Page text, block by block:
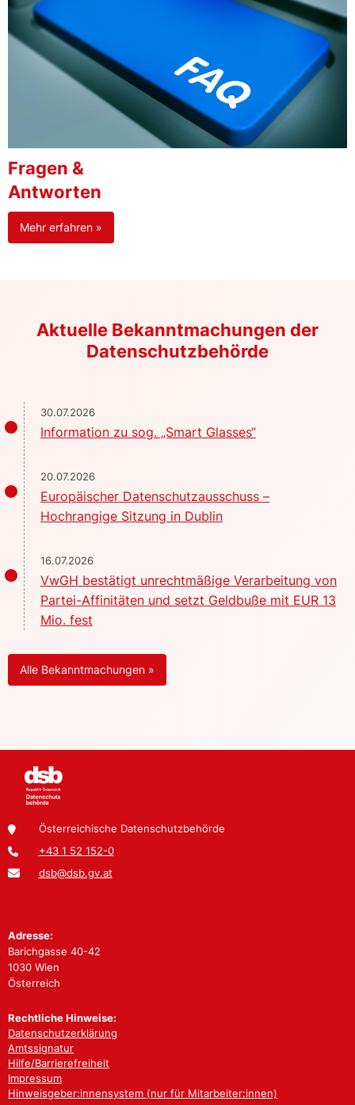
Fragen &
Antworten
Mehr erfahren »
Aktuelle Bekanntmachungen der
Datenschutzbehörde
30.07.2026
Information zu sog. „Smart Glasses“
20.07.2026
Europäischer Datenschutzausschuss –
Hochrangige Sitzung in Dublin
16.07.2026
VwGH bestätigt unrechtmäßige Verarbeitung von
Partei-Affinitäten und setzt Geldbuße mit EUR 13
Mio. fest
Alle Bekanntmachungen »
Österreichische Datenschutzbehörde
+43 1 52 152-0
dsb@dsb.gv.at
Adresse:
Barichgasse 40-42
1030 Wien
Österreich
Rechtliche Hinweise:
Datenschutzerklärung
Amtssignatur
Hilfe/Barrierefreiheit
Impressum
Hinweisgeber:innensystem (nur für Mitarbeiter:innen)